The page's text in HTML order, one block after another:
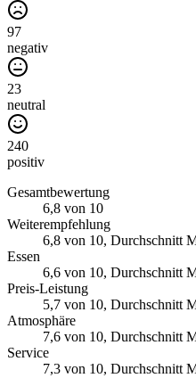
97
negativ
23
neutral
240
positiv
Gesamtbewertung
6,8 von 10
Weiterempfehlung
6,8 von 10, Durchschnitt
Essen
6,6 von 10, Durchschnitt
Preis-Leistung
5,7 von 10, Durchschnitt
Atmosphäre
7,6 von 10, Durchschnitt
Service
7,3 von 10, Durchschnitt